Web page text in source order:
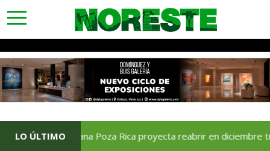
toggle
navigation
LO ÚLTIMO
Soriana Poza Rica proyecta reabrir en diciembre tras